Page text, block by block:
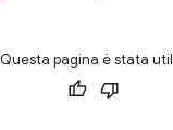
Questa pagina è stata